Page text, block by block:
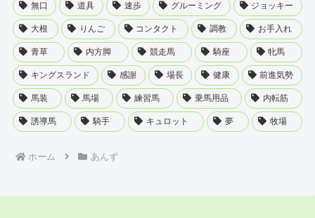
無口 道具 速歩 グルーミング ジョッキー
大根 りんご コンタクト 調教 お手入れ
青草 内方脚 競走馬 騎座 牝馬
キングスランド 感謝 場長 健康 前進気勢
馬装 馬場 練習馬 乗馬用品 内転筋
誘導馬 騎手 キュロット 夢 牧場
ホーム あんず